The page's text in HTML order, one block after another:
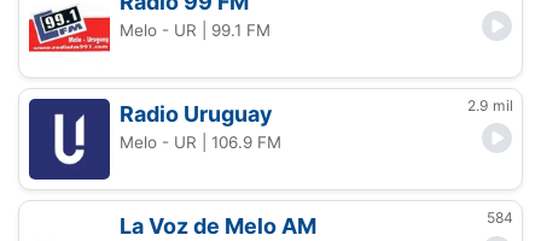
Melo - UR | 99.1 FM
Radio Uruguay 2.9 mil
Melo - UR | 106.9 FM
La Voz de Melo AM 584